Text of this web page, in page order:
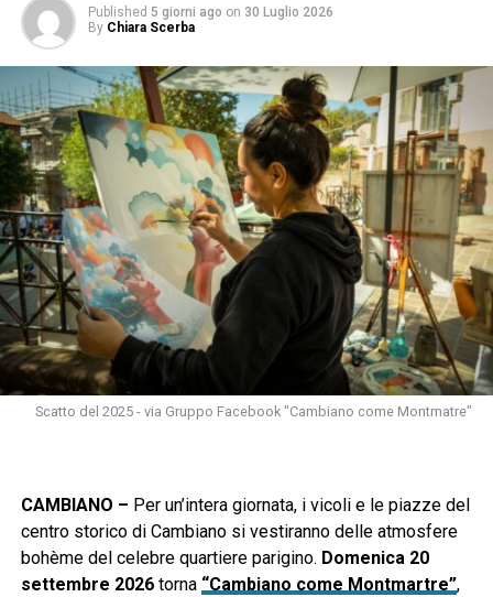
Published 5 giorni ago on 30 Luglio 2026
By Chiara Scerba
Scatto del 2025 - via Gruppo Facebook "Cambiano come Montmatre"
CAMBIANO – Per un’intera giornata, i vicoli e le piazze del
centro storico di Cambiano si vestiranno delle atmosfere
bohème del celebre quartiere parigino. Domenica 20
settembre 2026torna “Cambiano come Montmartre”,